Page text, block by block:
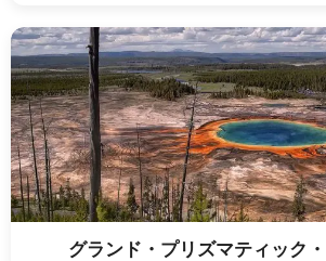
グランド・プリズマティック